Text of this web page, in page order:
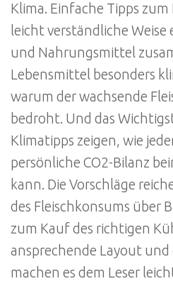
Klima. Einfache Tipps
leicht verständliche Weise
und Nahrungsmittel
Lebensmittel besonders
warum der wachsende
bedroht. Und das
Klimatipps zeigen, wie
persönliche CO2-Bilanz
kann. Die Vorschläge
des Fleischkonsums über
zum Kauf des richtigen
ansprechende Layout und
machen es dem Leser